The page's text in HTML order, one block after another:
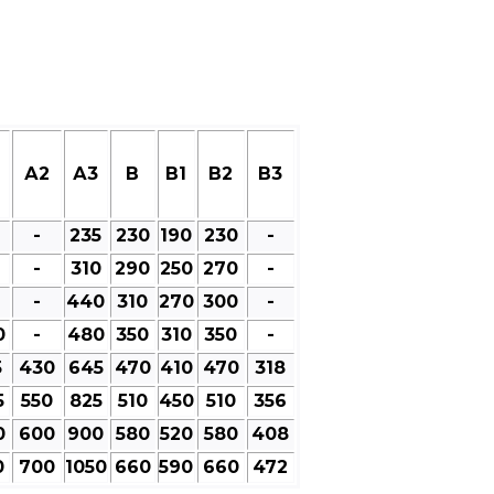
А2 А3 В В1 В2 В3
- 235 230 190 230
-
-
310 290 250 270
-
-
440 310 270 300
-
- 480 350 310 350
-
430 645 470 410 470
318
550 825 510 450 510
356
600 900 580 520 580
408
700 1050 660 590 660 472